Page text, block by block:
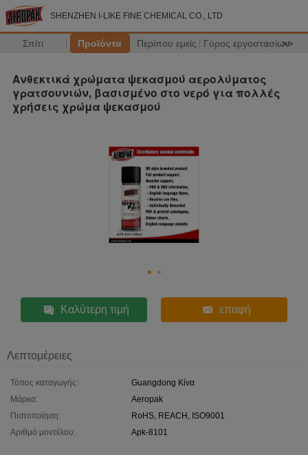
SHENZHEN I-LIKE FINE CHEMICAL CO., LTD
Σπίτι Προϊόντα Περίπου εμείς Γύρος εργοστασίων
>>
Ανθεκτικά χρώματα ψεκασμού αερολύματος
γρατσουνιών, βασισμένο στο νερό για πολλές
χρήσεις χρώμα ψεκασμού
Καλύτερη τιμή επαφή
Λεπτομέρειες
Τόπος καταγωγής:
Guangdong Κίνα
Μάρκα:
Aeropak
Πιστοποίηση:
RoHS, REACH, ISO9001
Αριθμό μοντέλου:
Apk-8101